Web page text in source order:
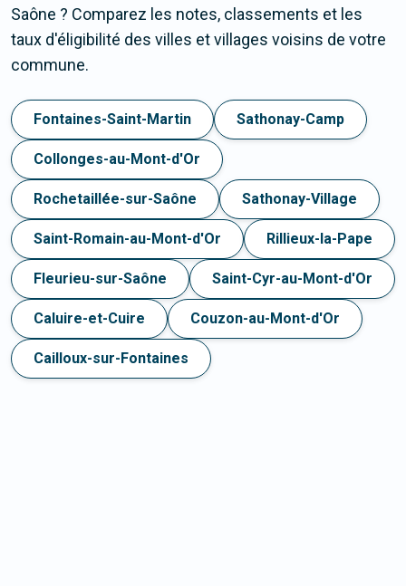
Saône ? Comparez les notes, classements et les
taux d'éligibilité des villes et villages voisins de votre
commune.
Fontaines-Saint-Martin Sathonay-Camp
Collonges-au-Mont-d'Or
Rochetaillée-sur-Saône Sathonay-Village
Saint-Romain-au-Mont-d'Or Rillieux-la-Pape
Fleurieu-sur-Saône Saint-Cyr-au-Mont-d'Or
Caluire-et-Cuire Couzon-au-Mont-d'Or
Cailloux-sur-Fontaines